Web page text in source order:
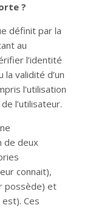
?
définit par la
au
l’identité
validité d’un
l’utilisation
l’utilisateur.
de deux
connait),
possède) et
Ces